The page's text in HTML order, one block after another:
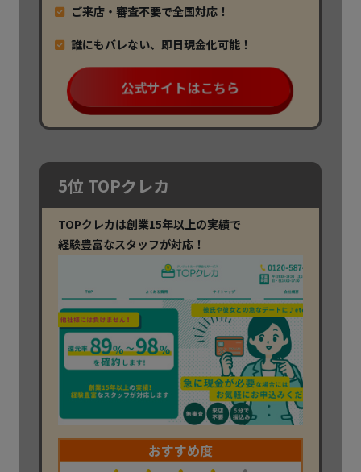
ご来店・審査不要で全国対応！
誰にもバレない、即日現金化可能！
公式サイトはこちら
5位 TOPクレカ
TOPクレカは創業15年以上の実績で
経験豊富なスタッフが対応！
おすすめ度